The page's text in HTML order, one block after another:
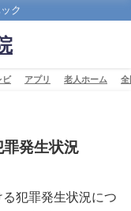
ク
ビ アプリ 老人ホーム 全
発生状況
犯罪発生状況につ